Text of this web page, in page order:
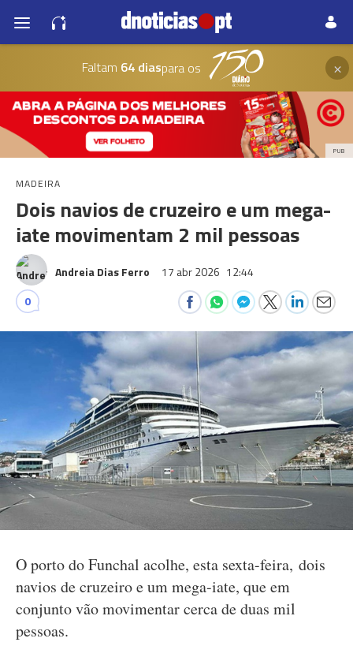
Faltam 64 diaspara os ×
PUB
MADEIRA
Dois navios de cruzeiro e um mega-
iate movimentam 2 mil pessoas
Andreia Dias Ferro 17 abr 2026 12:44
0
O porto do Funchal acolhe, esta sexta-feira, dois
navios de cruzeiro e um mega-iate, que em
conjunto vão movimentar cerca de duas mil
pessoas.